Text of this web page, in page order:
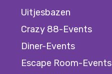
Uitjesbazen
Crazy 88-Events
Diner-Events
Escape Room-Events